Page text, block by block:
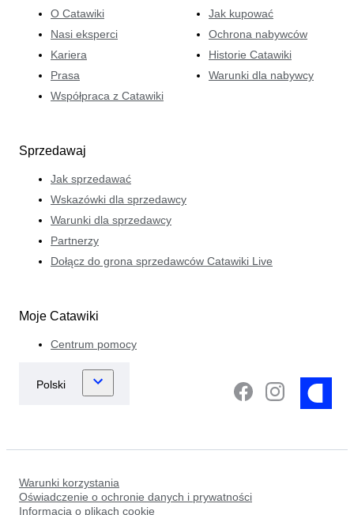
O Catawiki
Nasi eksperci
Kariera
Prasa
Współpraca z Catawiki
Jak kupować
Ochrona nabywców
Historie Catawiki
Warunki dla nabywcy
Sprzedawaj
Jak sprzedawać
Wskazówki dla sprzedawcy
Warunki dla sprzedawcy
Partnerzy
Dołącz do grona sprzedawców Catawiki Live
Moje Catawiki
Centrum pomocy
Warunki korzystania
Oświadczenie o ochronie danych i prywatności
Informacja o plikach cookie